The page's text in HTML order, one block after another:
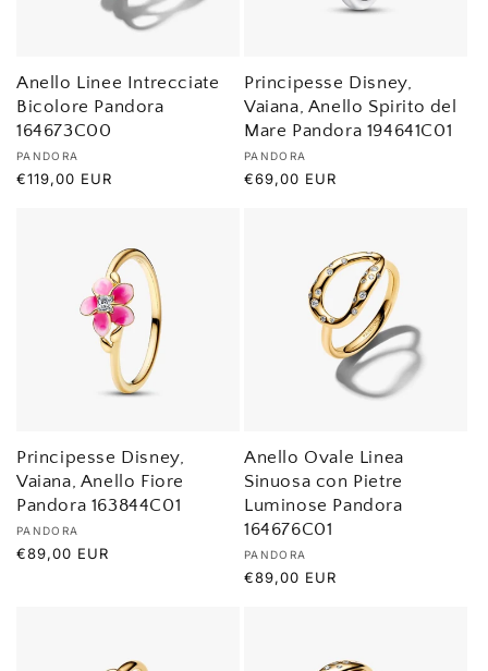
e
:
Anello Linee Intrecciate
Bicolore Pandora
164673C00
Produttore:
PANDORA
Prezzo
€119,00 EUR
Principesse Disney,
Vaiana, Anello Spirito del
Mare Pandora 194641C01
Produttore:
PANDORA
Prezzo
€69,00 EUR
Principesse Disney,
Vaiana, Anello Fiore
Pandora 163844C01
Produttore:
PANDORA
Prezzo
€89,00 EUR
Anello Ovale Linea
Sinuosa con Pietre
Luminose Pandora
164676C01
Produttore:
PANDORA
Prezzo
€89,00 EUR